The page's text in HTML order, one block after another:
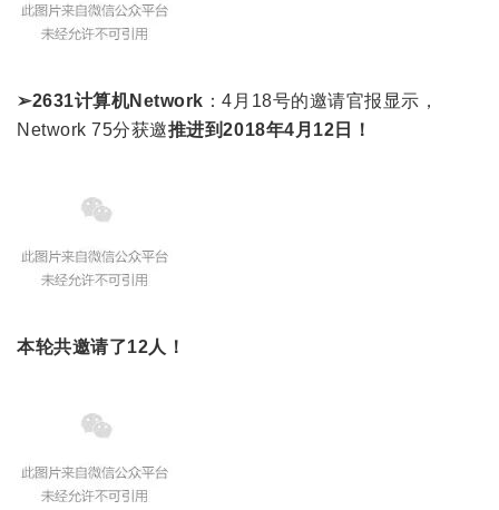
➢2631计算机Network ：4月18号的邀请官报显示，
Network 75分获邀推进到2018年4月12日！
本轮共邀请了12人！